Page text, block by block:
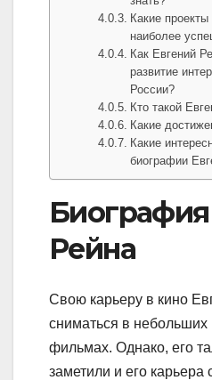
Какие
наиболее
Как Евгений
развитие
России?
Кто такой
Какие
Какие
биографии
Рейна
Свою карьеру в кино
сниматься в небольших
фильмах. Однако, его
заметили и его карьера